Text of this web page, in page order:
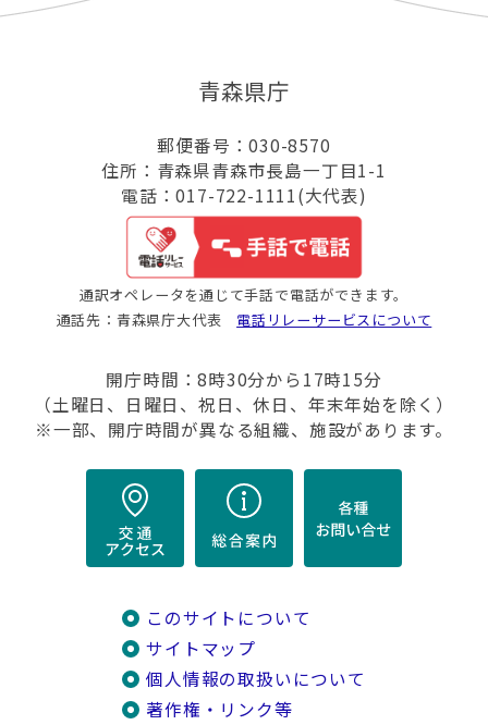
青森県庁
郵便番号：030-8570
住所：青森県青森市長島一丁目1-1
電話：017-722-1111(大代表)
通訳オペレータを通じて手話で電話ができます。
通話先：青森県庁大代表 電話リレーサービスについて
開庁時間：8時30分から17時15分
（土曜日、日曜日、祝日、休日、年末年始を除く）
※一部、開庁時間が異なる組織、施設があります。
このサイトについて
サイトマップ
個人情報の取扱いについて
著作権・リンク等